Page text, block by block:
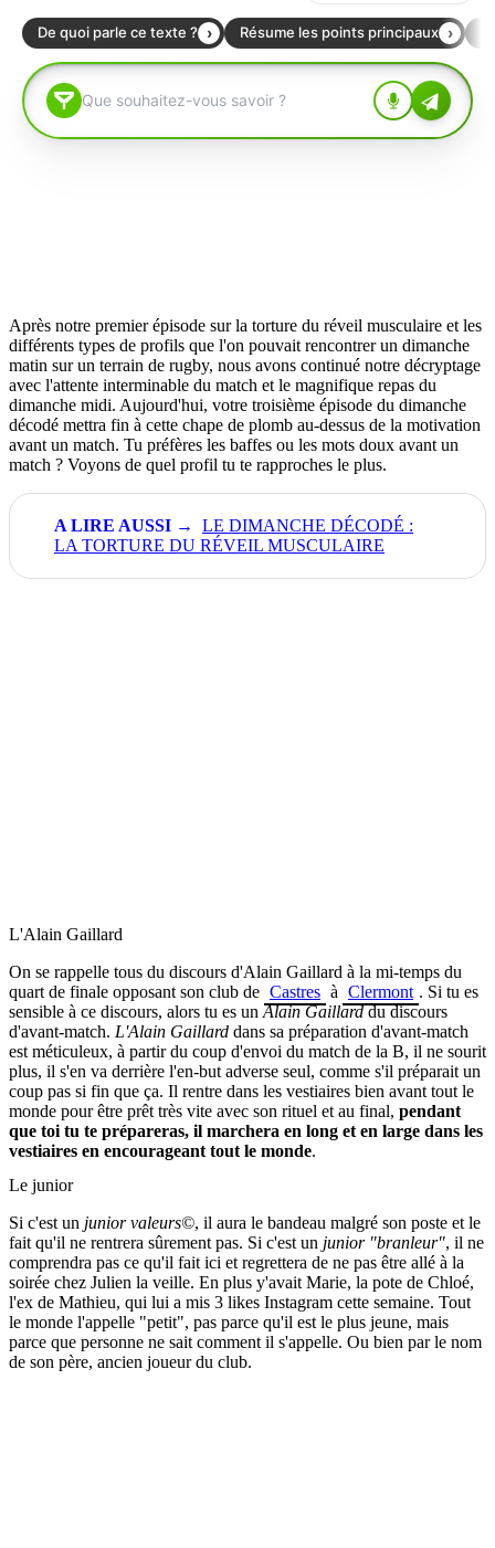
Après notre premier épisode sur la torture du réveil musculaire et les
différents types de profils que l'on pouvait rencontrer un dimanche
matin sur un terrain de rugby, nous avons continué notre décryptage
avec l'attente interminable du match et le magnifique repas du
dimanche midi. Aujourd'hui, votre troisième épisode du dimanche
décodé mettra fin à cette chape de plomb au-dessus de la motivation
avant un match. Tu préfères les baffes ou les mots doux avant un
match ? Voyons de quel profil tu te rapproches le plus.
LE DIMANCHE DÉCODÉ :
LA TORTURE DU RÉVEIL MUSCULAIRE
L'Alain Gaillard
On se rappelle tous du discours d'Alain Gaillard à la mi-temps du
quart de finale opposant son club de Castres à Clermont . Si tu es
sensible à ce discours, alors tu es un Alain Gaillarddu discours
d'avant-match. L'Alain Gaillard dans sa préparation d'avant-match
est méticuleux, à partir du coup d'envoi du match de la B, il ne sourit
plus, il s'en va derrière l'en-but adverse seul, comme s'il préparait un
coup pas si fin que ça. Il rentre dans les vestiaires bien avant tout le
monde pour être prêt très vite avec son rituel et au final, pendant
que toi tu te prépareras, il marchera en long et en large dans les
vestiaires en encourageant tout le monde.
Le junior
Si c'est un junior valeurs©, il aura le bandeau malgré son poste et le
fait qu'il ne rentrera sûrement pas. Si c'est un junior "branleur", il ne
comprendra pas ce qu'il fait ici et regrettera de ne pas être allé à la
soirée chez Julien la veille. En plus y'avait Marie, la pote de Chloé,
l'ex de Mathieu, qui lui a mis 3 likes Instagram cette semaine. Tout
le monde l'appelle "petit", pas parce qu'il est le plus jeune, mais
parce que personne ne sait comment il s'appelle. Ou bien par le nom
de son père, ancien joueur du club.